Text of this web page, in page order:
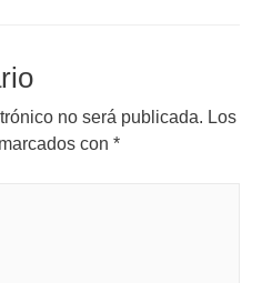
no será publicada. Los
con *